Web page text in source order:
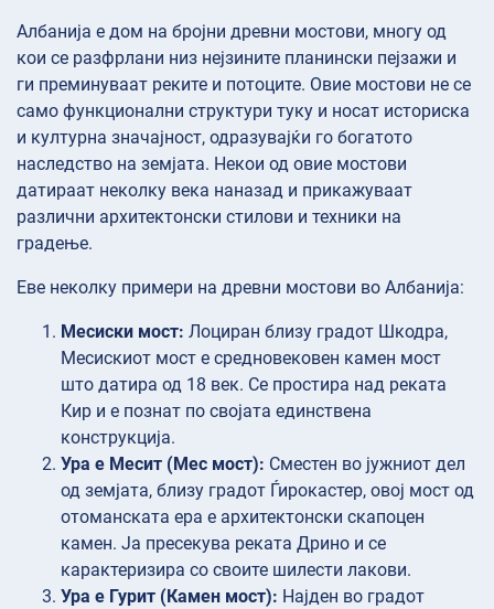
Албанија е дом на бројни древни мостови, многу од
кои се разфрлани низ нејзините планински пејзажи и
ги преминуваат реките и потоците. Овие мостови не се
само функционални структури туку и носат историска
и културна значајност, одразувајќи го богатото
наследство на земјата. Некои од овие мостови
датираат неколку века наназад и прикажуваат
различни архитектонски стилови и техники на
градење.
Еве неколку примери на древни мостови во Албанија:
Месиски мост: Лоциран близу градот Шкодра,
Месискиот мост е средновековен камен мост
што датира од 18 век. Се простира над реката
Кир и е познат по својата единствена
конструкција.
Ура е Месит (Мес мост): Сместен во јужниот дел
од земјата, близу градот Ѓирокастер, овој мост од
отоманската ера е архитектонски скапоцен
камен. Ја пресекува реката Дрино и се
карактеризира со своите шилести лакови.
Ура е Гурит (Камен мост): Најден во градот